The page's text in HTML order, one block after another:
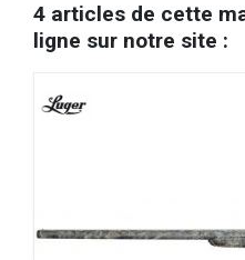
4 articles de cette
ligne sur notre site :